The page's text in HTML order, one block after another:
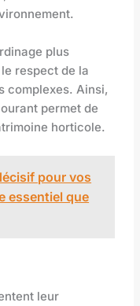
plus
respect de la
complexes. Ainsi,
permet de
horticole.
pour vos
essentiel que
leur